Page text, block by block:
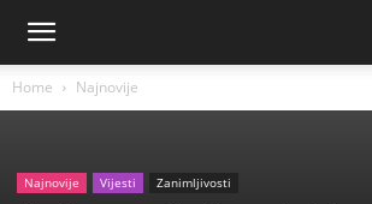
Home Najnovije
Najnovije Vijesti Zanimljivosti